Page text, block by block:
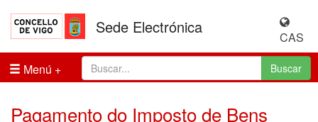
Sede Electrónica
CAS
Menú
Buscar
Pagamento do Imposto de Bens